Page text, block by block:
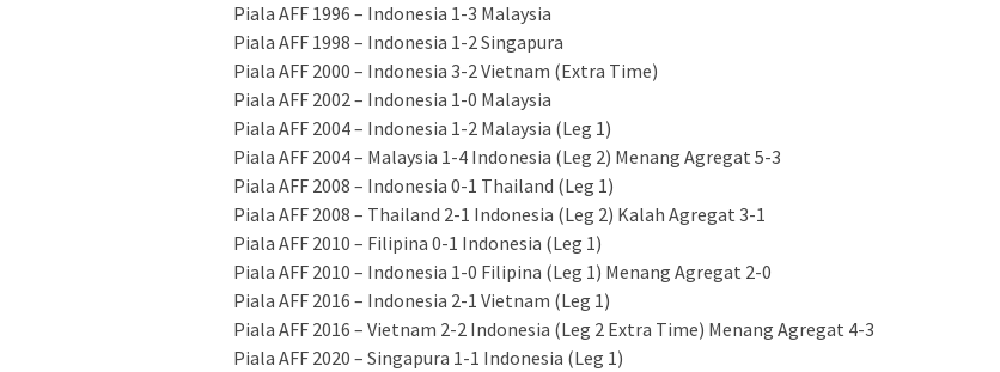
Piala AFF 1996 – Indonesia 1-3 Malaysia
Piala AFF 1998 – Indonesia 1-2 Singapura
Piala AFF 2000 – Indonesia 3-2 Vietnam (Extra Time)
Piala AFF 2002 – Indonesia 1-0 Malaysia
Piala AFF 2004 – Indonesia 1-2 Malaysia (Leg 1)
Piala AFF 2004 – Malaysia 1-4 Indonesia (Leg 2) Menang Agregat 5-3
Piala AFF 2008 – Indonesia 0-1 Thailand (Leg 1)
Piala AFF 2008 – Thailand 2-1 Indonesia (Leg 2) Kalah Agregat 3-1
Piala AFF 2010 – Filipina 0-1 Indonesia (Leg 1)
Piala AFF 2010 – Indonesia 1-0 Filipina (Leg 1) Menang Agregat 2-0
Piala AFF 2016 – Indonesia 2-1 Vietnam (Leg 1)
Piala AFF 2016 – Vietnam 2-2 Indonesia (Leg 2 Extra Time) Menang Agregat 4-3
Piala AFF 2020 – Singapura 1-1 Indonesia (Leg 1)